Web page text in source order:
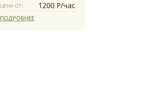
ЦЕНА ОТ: 1200 Р/час
ПОДРОБНЕЕ